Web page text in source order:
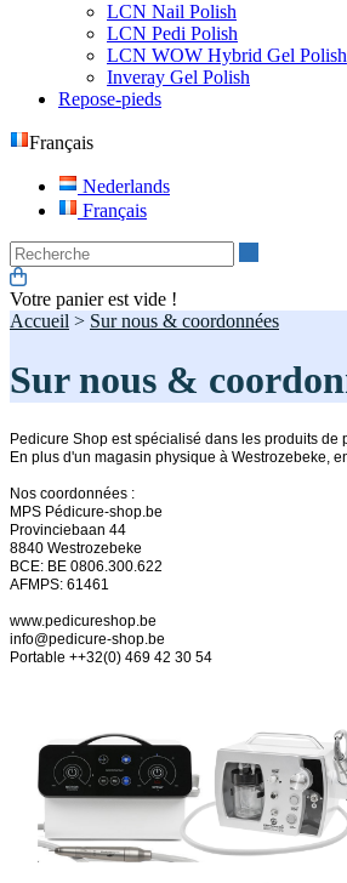
LCN Nail Polish
LCN Pedi Polish
LCN WOW Hybrid Gel Polish
Inveray Gel Polish
Repose-pieds
Français
Nederlands
Français
Votre panier est vide !
Accueil > Sur nous & coordonnées
Sur nous &
Pedicure Shop est spécialisé dans les produits
En plus d'un magasin physique à Westrozebeke,
Nos coordonnées :
MPS Pédicure-shop.be
Provinciebaan 44
8840 Westrozebeke
BCE: BE 0806.300.622
AFMPS: 61461
www.pedicureshop.be
info@pedicure-shop.be
Portable ++32(0) 469 42 30 54